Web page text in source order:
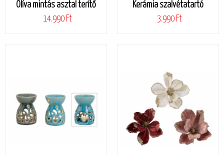
Olíva mintás asztal terítő
14.990 Ft
Kerámia szalvétatartó
3.990 Ft